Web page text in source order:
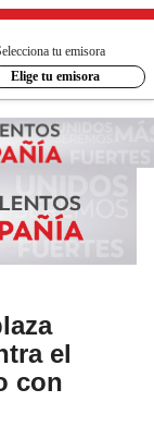
tu emisora
Elige tu emisora
el
con